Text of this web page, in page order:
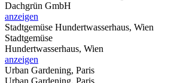
Dachgrün GmbH
anzeigen
Stadtgemüse Hundertwasserhaus, Wien
Stadtgemüse
Hundertwasserhaus, Wien
anzeigen
Urban Gardening, Paris
Urban Gardening, Paris